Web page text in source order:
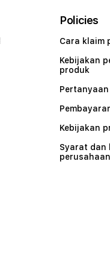
Policies
Cara klaim
Kebijakan
produk
Pertanyaan
Kebijakan
Syarat dan
perusahaan